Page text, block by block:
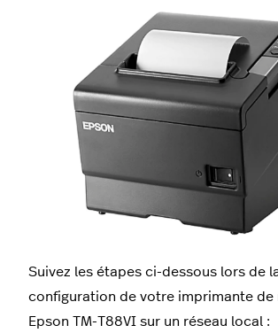
Suivez les étapes ci-dessous lors de
configuration de votre imprimante de
Epson TM-T88VI sur un réseau local :